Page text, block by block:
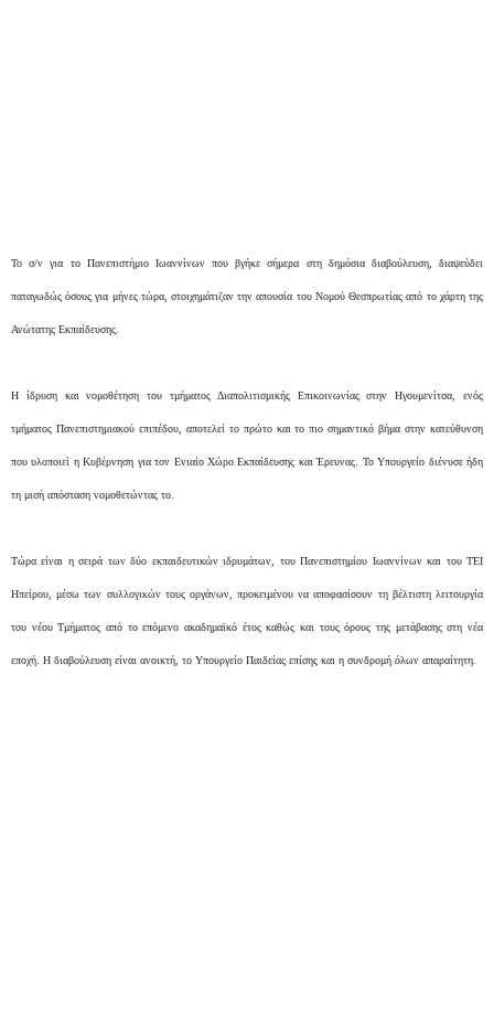
Το σ/ν για το Πανεπιστήμιο Ιωαννίνων που βγήκε σήμερα στη δημόσια διαβούλευση, διαψεύδει
παταγωδώς όσους για μήνες τώρα, στοιχημάτιζαν την απουσία του Νομού Θεσπρωτίας από το χάρτη της
Ανώτατης Εκπαίδευσης.
Η ίδρυση και νομοθέτηση του τμήματος Διαπολιτισμικής Επικοινωνίας στην Ηγουμενίτσα, ενός
τμήματος Πανεπιστημιακού επιπέδου, αποτελεί το πρώτο και το πιο σημαντικό βήμα στην κατεύθυνση
που υλοποιεί η Κυβέρνηση για τον Ενιαίο Χώρο Εκπαίδευσης και Έρευνας. Το Υπουργείο διένυσε ήδη
τη μισή απόσταση νομοθετώντας το.
Τώρα είναι η σειρά των δύο εκπαιδευτικών ιδρυμάτων, του Πανεπιστημίου Ιωαννίνων και του ΤΕΙ
Ηπείρου, μέσω των συλλογικών τους οργάνων, προκειμένου να αποφασίσουν τη βέλτιστη λειτουργία
του νέου Τμήματος από το επόμενο ακαδημαϊκό έτος καθώς και τους όρους της μετάβασης στη νέα
εποχή. Η διαβούλευση είναι ανοικτή, το Υπουργείο Παιδείας επίσης και η συνδρομή όλων απαραίτητη.